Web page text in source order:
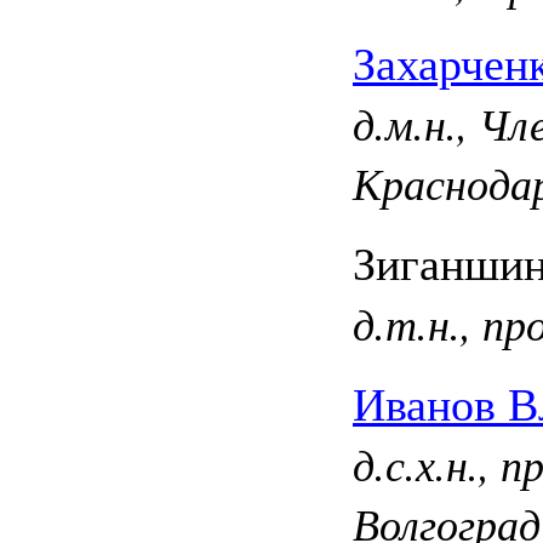
д.м.н.,
д.т.н.,
Иванов
д.с.х.н.,
Волгоград